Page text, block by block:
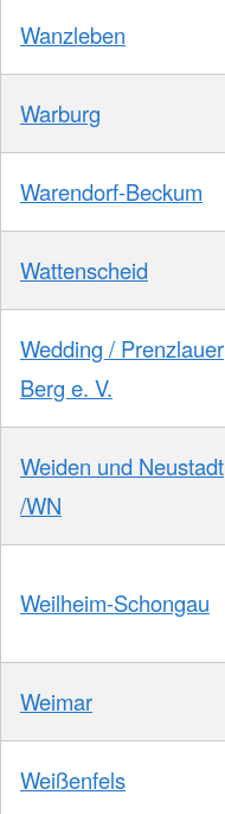
Wanzleben
Warburg
Warendorf-Beckum
Wattenscheid
Wedding / Prenzlauer
Berg e. V.
Weiden und Neustadt
/WN
Weilheim-Schongau
Weimar
Weißenfels